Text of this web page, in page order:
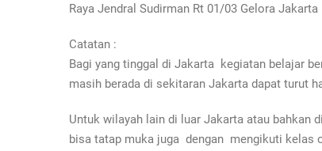
Raya Jendral Sudirman Rt 01/03 Gelora Jakarta
Catatan :
Bagi yang tinggal di Jakarta kegiatan belajar
masih berada di sekitaran Jakarta dapat turut
Untuk wilayah lain di luar Jakarta atau bahkan
bisa tatap muka juga dengan mengikuti kelas